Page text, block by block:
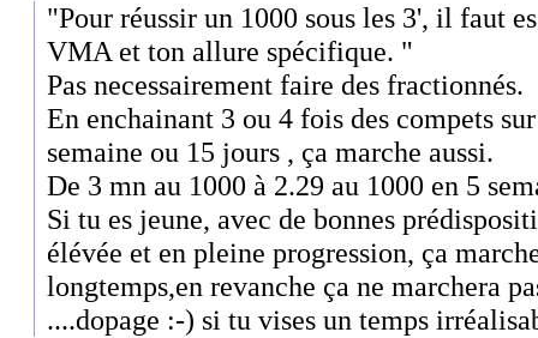
"Pour réussir un 1000 sous les 3', il faut
VMA et ton allure spécifique. "
Pas necessairement faire des fractionnés.
En enchainant 3 ou 4 fois des compets
semaine ou 15 jours , ça marche aussi.
De 3 mn au 1000 à 2.29 au 1000 en 5
Si tu es jeune, avec de bonnes
élévée et en pleine progression, ça
longtemps,en revanche ça ne marchera
....dopage :-) si tu vises un temps